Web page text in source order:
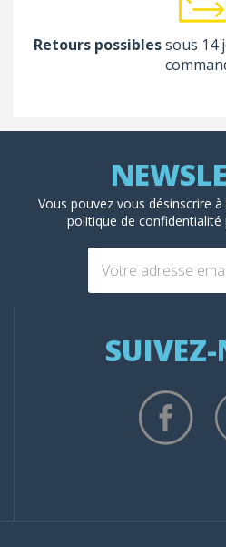
Retours possiblessous 14
Vous pouvez vous désinscrire
politique de confidentialité